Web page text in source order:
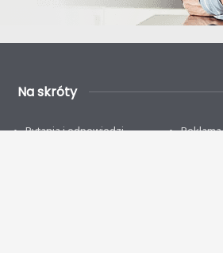
Na skróty
Pytania i odpowiedzi
Reklama